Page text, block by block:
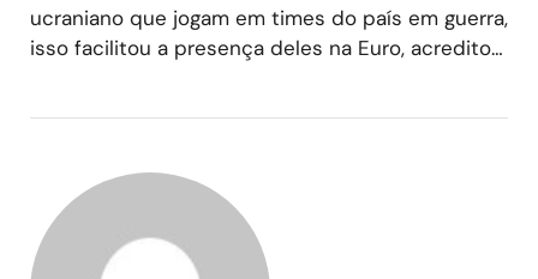
ucraniano que jogam em times do país em guerra,
isso facilitou a presença deles na Euro, acredito…